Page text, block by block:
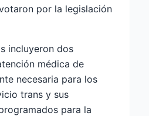
por la legislación
incluyeron dos
médica de
necesaria para los
trans y sus
para la